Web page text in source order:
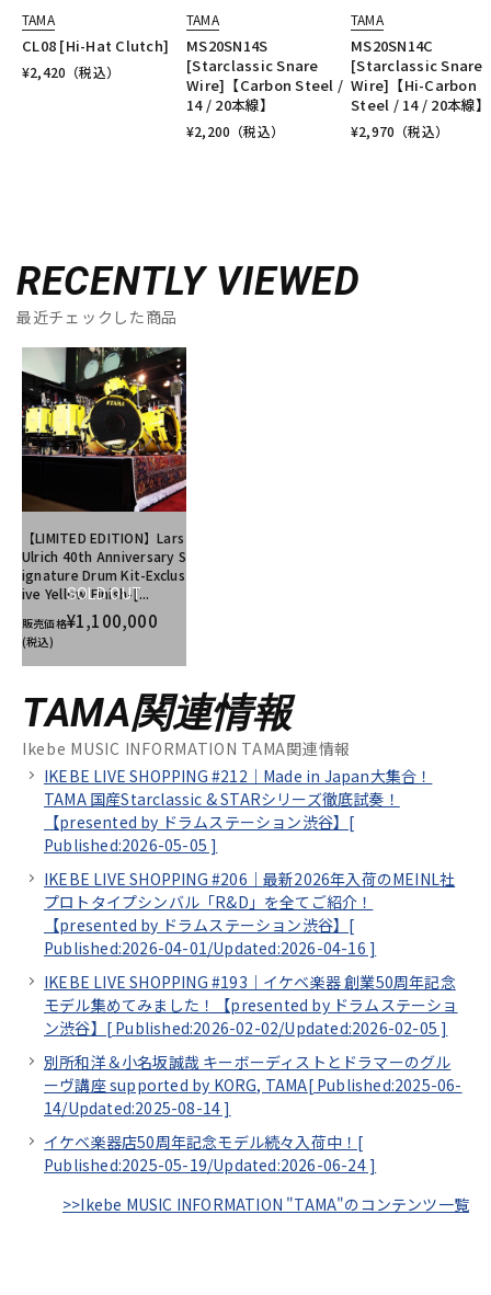
TAMA
CL08 [Hi-Hat Clutch]
¥2,420 （税込）
TAMA
MS20SN14S
[Starclassic Snare
Wire]【Carbon Steel /
14 / 20本線】
¥2,200 （税込）
TAMA
MS20SN14C
[Starclassic Snare
Wire]【Hi-Carbon
Steel / 14 / 20本線】
¥2,970 （税込）
RECENTLY VIEWED
最近チェックした商品
SOLD OUT
【LIMITED EDITION】Lars
Ulrich 40th Anniversary S
ignature Drum Kit-Exclus
ive Yellow Finish-[...
販売価格¥1,100,000
(税込)
TAMA関連情報
Ikebe MUSIC INFORMATION TAMA関連情報
IKEBE LIVE SHOPPING #212｜Made in Japan大集合！
TAMA 国産Starclassic & STARシリーズ徹底試奏！
【presented by ドラムステーション渋谷】[
Published:2026-05-05 ]
IKEBE LIVE SHOPPING #206｜最新2026年入荷のMEINL社
プロトタイプシンバル「R&D」を全てご紹介！
【presented by ドラムステーション渋谷】[
Published:2026-04-01/Updated:2026-04-16 ]
IKEBE LIVE SHOPPING #193｜イケベ楽器 創業50周年記念
モデル集めてみました！【presented by ドラムステーショ
ン渋谷】[ Published:2026-02-02/Updated:2026-02-05 ]
別所和洋＆小名坂誠哉 キーボーディストとドラマーのグル
ーヴ講座 supported by KORG, TAMA[ Published:2025-06-
14/Updated:2025-08-14 ]
イケベ楽器店50周年記念モデル続々入荷中！[
Published:2025-05-19/Updated:2026-06-24]
>>Ikebe MUSIC INFORMATION "TAMA"のコンテンツ一覧